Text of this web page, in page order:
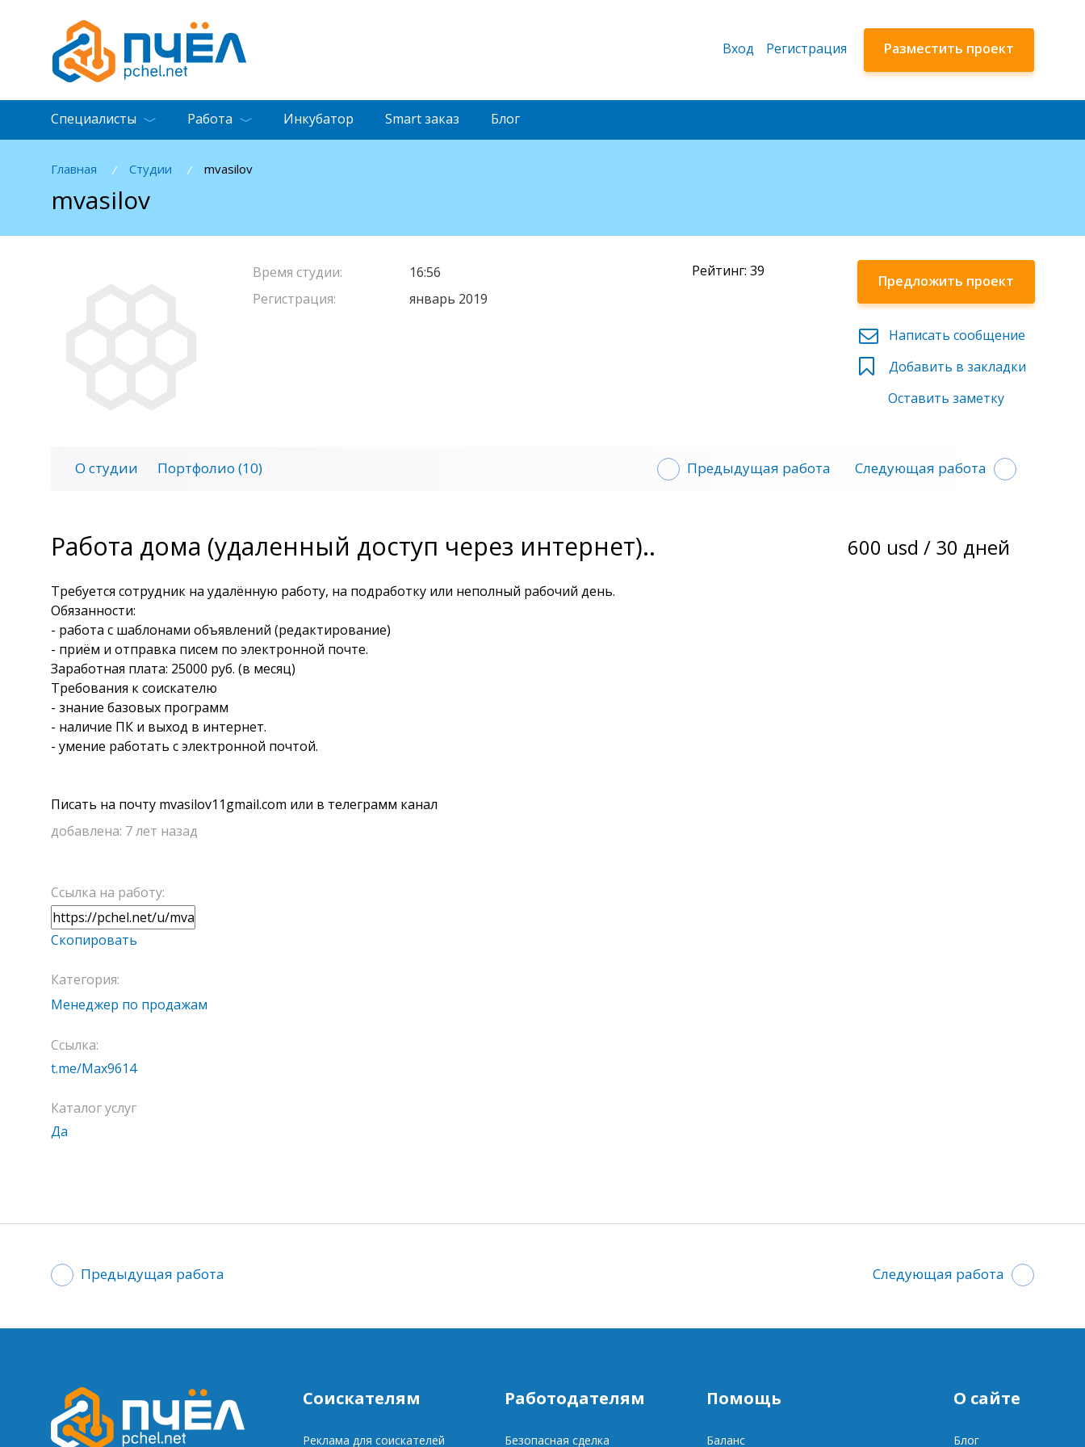
Главная / Студии / mvasilov
mvasilov
Время студии:
16:56
Регистрация:
январь 2019
Рейтинг: 39
Предложить проект
Написать сообщение
Добавить в закладки
Оставить заметку
О студии Портфолио (10) Предыдущая работа Следующая работа
Работа дома (удаленный доступ через интернет)..
Требуется сотрудник на удалённую работу, на подработку или неполный рабочий день.
Обязанности:
- работа с шаблонами объявлений (редактирование)
- приём и отправка писем по электронной почте.
Заработная плата: 25000 руб. (в месяц)
Требования к соискателю
- знание базовых программ
- наличие ПК и выход в интернет.
- умение работать с электронной почтой.
Писать на почту mvasilov11gmail.com или в телеграмм канал
добавлена: 7 лет назад
600 usd / 30 дней
Ссылка на работу:
Скопировать
Категория:
Менеджер по продажам
Ссылка:
t.me/Max9614
Каталог услуг
Да
Предыдущая работа Следующая работа
Вход Регистрация Разместить проект
Специалисты Работа Инкубатор Smartзаказ Блог
Соискателям
Реклама для соискателей
Работодателям
Безопасная сделка
Помощь
Баланс
О сайте
Блог